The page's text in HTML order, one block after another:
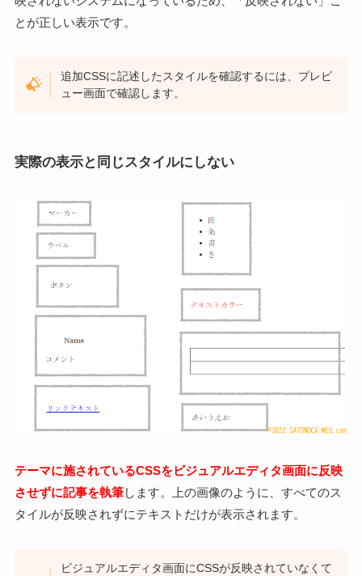
とが正しい表示です。
追加CSSに記述したスタイルを確認するには、プレビ
ュー画面で確認します。
実際の表示と同じスタイルにしない
テーマに施されているCSSをビジュアルエディタ画面に反映
させずに記事を執筆します。上の画像のように、すべてのス
タイルが反映されずにテキストだけが表示されます。
ビジュアルエディタ画面にCSSが反映されていなくて